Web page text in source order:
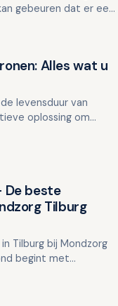
gebeuren dat er een
Alles wat u
levensduur van
oplossing om
De beste
Tilburg
Tilburg bij Mondzorg
begint met